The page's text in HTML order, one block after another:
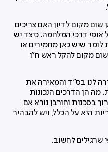
מקום לדיון האם צריכים
אופי דרכי המלחמה. כיצד יש
לומר שיש כאן מחמירים או
שום מקום להקל ראש ח"ו
לנו בס"ד והמאירה את
מה הן הדרכים הנכונות
בסכנות וחורבן נורא אם
היא על הכלל, ויש להבהיר
שרגילים לחשוב.